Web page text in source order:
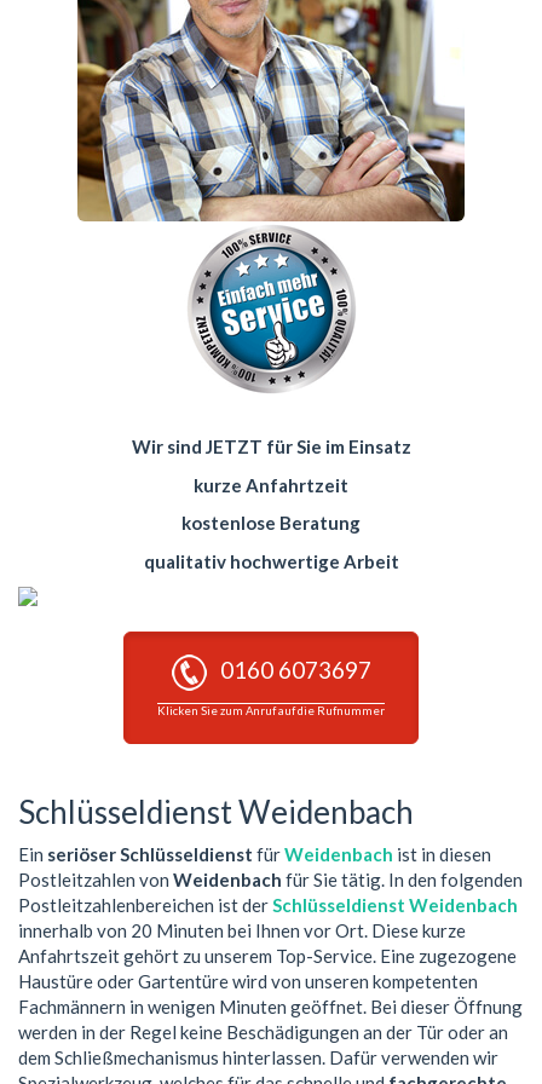
Wir sind JETZT für Sie im Einsatz
kurze Anfahrtzeit
kostenlose Beratung
qualitativ hochwertige Arbeit
0160 6073697
Klicken Sie zum Anruf auf die Rufnummer
Schlüsseldienst Weidenbach
Ein seriöser Schlüsseldienst fürWeidenbach ist in diesen
Postleitzahlen von Weidenbach für Sie tätig. In den folgenden
Postleitzahlenbereichen ist derSchlüsseldienst Weidenbach
innerhalb von 20 Minuten bei Ihnen vor Ort. Diese kurze
Anfahrtszeit gehört zu unserem Top-Service. Eine zugezogene
Haustüre oder Gartentüre wird von unseren kompetenten
Fachmännern in wenigen Minuten geöffnet. Bei dieser Öffnung
werden in der Regel keine Beschädigungen an der Tür oder an
dem Schließmechanismus hinterlassen. Dafür verwenden wir